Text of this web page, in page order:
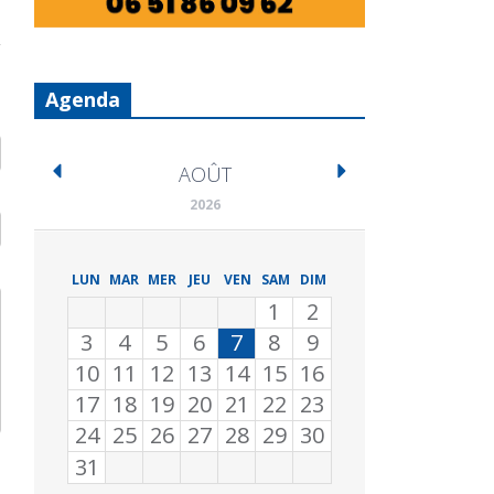
Agenda
AOÛT
2026
LUN MAR MER JEU VEN SAM DIM
1
2
3
4 5 6 7 8
9
10 11 12 13 14 15 16
17 18 19 20 21 22 23
24 25 26 27 28 29 30
31